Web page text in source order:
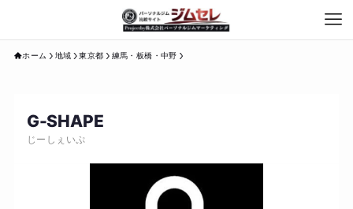
ホーム 地域 東京都 練馬・板橋・中野
G-SHAPE
じーしぇいぷ